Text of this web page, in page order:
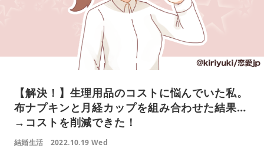
【解決！】生理用品のコストに悩んでいた私。
布ナプキンと月経カップを組み合わせた結果…
→コストを削減できた！
結婚生活 2022.10.19 Wed